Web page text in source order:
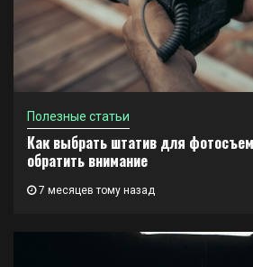
Полезные статьи
Как выбрать штатив для
обратить внимание
7 месяцев тому назад